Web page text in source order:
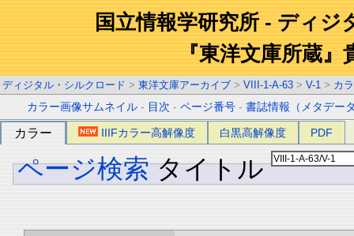
国立情報学研究所 - ディジ
『東洋文庫所蔵』
ディジタル・シルクロード > 東洋文庫アーカイブ > VIII-1-A-63 > V-1 > カ
カラー画像サムネイル - 目次 -ページ番号 -書誌情報（メタデー
カラー IIIFカラー高解像度 白黒高解像度 PDF
ページ検索 タイトル